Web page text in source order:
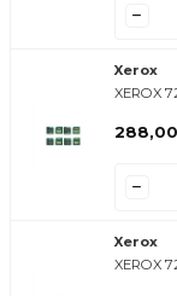
Xerox
XEROX
288,00
Xerox
XEROX